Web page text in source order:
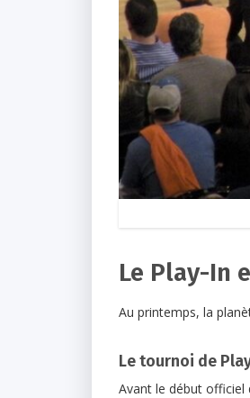
Le Play-In
Au printemps, la
Le tournoi de
Avant le début officiel